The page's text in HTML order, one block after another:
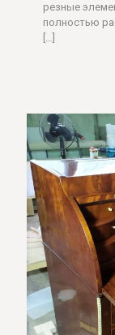
резные
полностью
[…]